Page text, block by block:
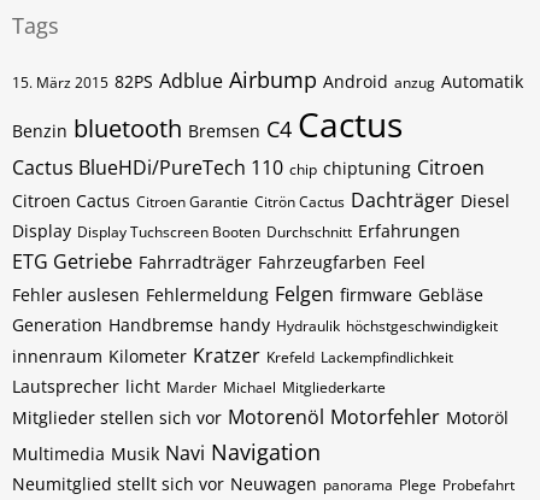
Tags
15. März 2015 82PS Adblue Airbump Android anzug Automatik
Benzin bluetooth Bremsen C4 Cactus
Cactus BlueHDi/PureTech 110 chip chiptuning Citroen
Citroen Cactus Citroen Garantie Citrön Cactus Dachträger Diesel
Display Display Tuchscreen Booten Durchschnitt Erfahrungen
ETG Getriebe Fahrradträger Fahrzeugfarben Feel
Fehler auslesen Fehlermeldung Felgen firmware Gebläse
Generation Handbremse handy Hydraulik höchstgeschwindigkeit
innenraum Kilometer Kratzer Krefeld Lackempfindlichkeit
Lautsprecher licht Marder Michael Mitgliederkarte
Mitglieder stellen sich vor Motorenöl Motorfehler Motoröl
Multimedia Musik Navi Navigation
Neumitglied stellt sich vor Neuwagen panorama Plege Probefahrt